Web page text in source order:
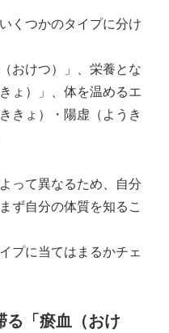
くつかのタイプに分け
おけつ）」、栄養とな
ょ）」、体を温めるエ
きょ）・陽虚（ようき
って異なるため、自分
ず自分の体質を知るこ
プに当てはまるかチェ
「瘀血（おけ